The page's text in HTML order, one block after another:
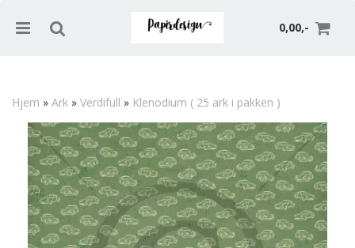
0,00,-
Hjem » Ark » Verdifull » Klenodium ( 25 ark i pakken )
Nullstill
Trykk ENTER for å søke